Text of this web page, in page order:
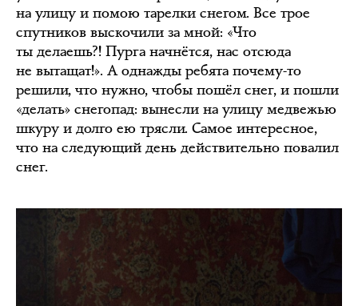
на улицу и помою тарелки снегом. Все трое
спутников выскочили за мной: «Что
ты делаешь?! Пурга начнётся, нас отсюда
не вытащат!». А однажды ребята почему-то
решили, что нужно, чтобы пошёл снег, и пошли
«делать» снегопад: вынесли на улицу медвежью
шкуру и долго ею трясли. Самое интересное,
что на следующий день действительно повалил
снег.